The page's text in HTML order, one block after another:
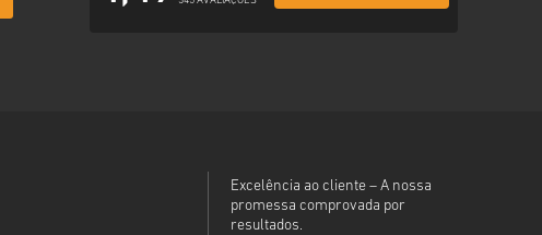
Excelência ao cliente – A nossa
promessa comprovada por
resultados.